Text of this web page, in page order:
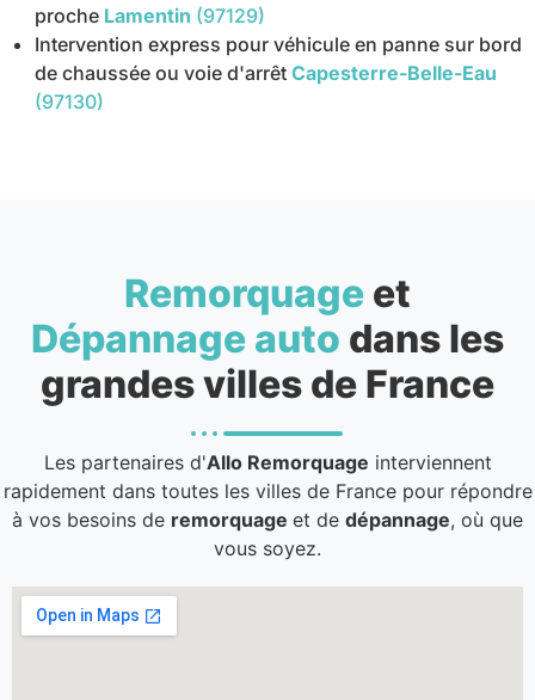
proche Lamentin (97129)
Intervention express pour véhicule en panne sur bord
de chaussée ou voie d'arrêt Capesterre-Belle-Eau
(97130)
Remorquage et
Dépannage auto dans les
grandes villes de France
Les partenaires d'Allo Remorquage interviennent
rapidement dans toutes les villes de France pour répondre
à vos besoins de remorquage et de dépannage, où que
vous soyez.